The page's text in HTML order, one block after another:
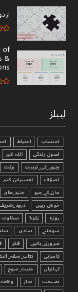
of
&
لیبلز
احتساب احتیاط
اصول زندگی
اللہ اکبر
بچوں_کی_تربیت
برکت
تصوّف
تفسیرابن کثیر
جان_کے_جیو
جنید_طاہر
خوش رہیں
روزہ
زکوٰۃ سخاوت
سوچئیے
شادی
ضروری_باتیں
فکر
کامیابی
کہانیاں
مثبت_سوچ
نصیحت
نماز واقعہ